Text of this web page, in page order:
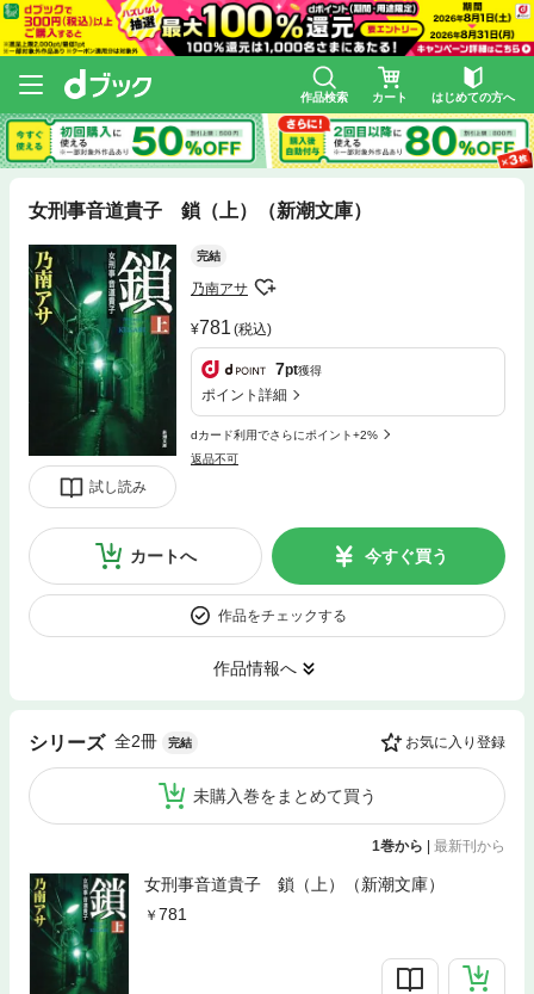
作品検索 カート はじめての方へ
女刑事音道貴子 鎖（上）（新潮文庫）
試し読み
完結
乃南アサ
781 (税込)
7pt獲得
ポイント詳細
dカード利用でさらにポイント+2%
返品不可
カートへ 今すぐ買う
作品をチェックする
作品情報へ
シリーズ 全2冊 完結 お気に入り登録
未購入巻をまとめて買う
1巻から | 最新刊から
女刑事音道貴子 鎖（上）（新潮文庫）
781